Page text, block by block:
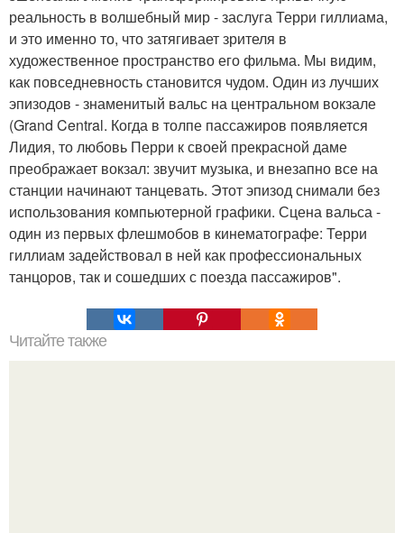
реальность в волшебный мир - заслуга Терри гиллиама,
и это именно то, что затягивает зрителя в
художественное пространство его фильма. Мы видим,
как повседневность становится чудом. Один из лучших
эпизодов - знаменитый вальс на центральном вокзале
(Grand Central. Когда в толпе пассажиров появляется
Лидия, то любовь Перри к своей прекрасной даме
преображает вокзал: звучит музыка, и внезапно все на
станции начинают танцевать. Этот эпизод снимали без
использования компьютерной графики. Сцена вальса -
один из первых флешмобов в кинематографе: Терри
гиллиам задействовал в ней как профессиональных
танцоров, так и сошедших с поезда пассажиров".
Читайте также